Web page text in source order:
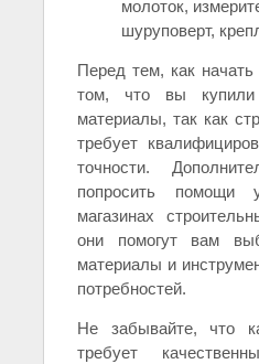
молоток,
шуруповерт,
Перед тем, как начать
том, что вы
материалы, так как
требует
точности.
попросить помощи
магазинах
они помогут вам
материалы и
потребностей.
Не забывайте, что
требует